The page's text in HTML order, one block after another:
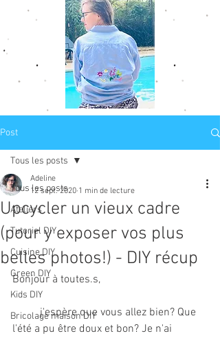
Post
Tous les posts
Ateliers
Tutoriel DIY
Cuisine DIY
Green DIY
Kids DIY
Bricolage maison DIY
Tous les posts
Upcycler un vieux cadre
(pour y exposer vos plus
belles photos!) - DIY récup
Adeline
12 sept. 2020 1 min de lecture
Bonjour à toutes.s,
	j'espère que vous allez bien? Que
l'été a pu être doux et bon? Je n'ai